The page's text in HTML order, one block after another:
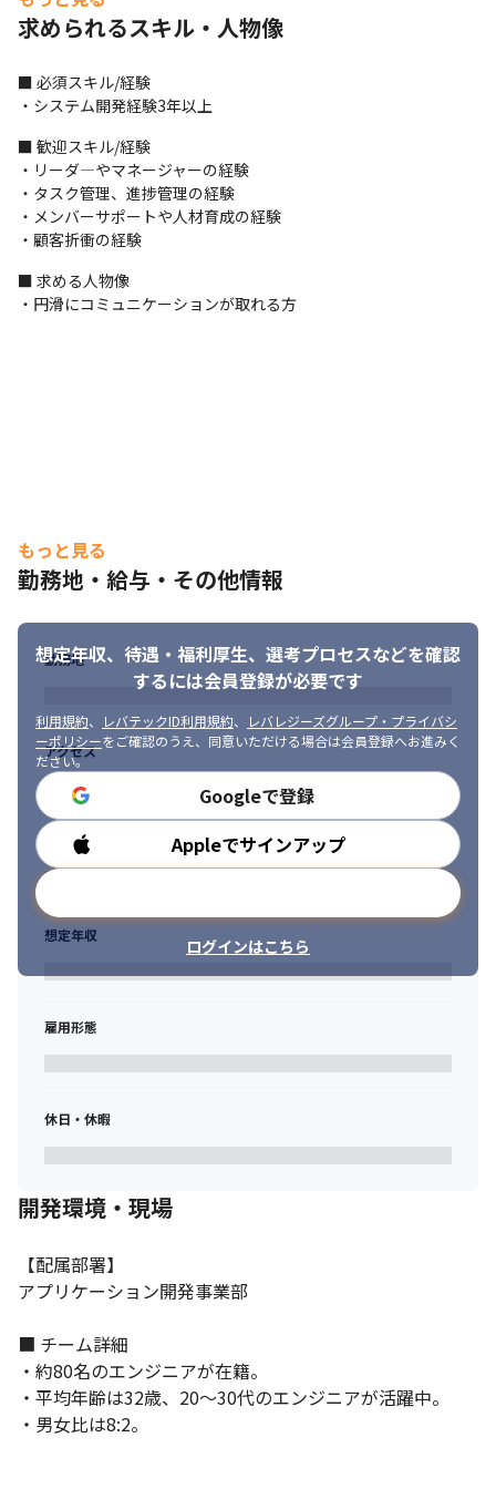
【スキルアップ】
中には「APN ALL AWS Certifications Engineers」を受賞してい
るメンバーも。
【プライベートも充実】
■年休130日以上 (年休125日＋有給5日以上)
■残業月平均10時間程度
オフも充実させながら、長く活躍できます。
【組織構成】
20～40代活躍中！
音楽やゲーム好きの方は軽音を楽しんだり、ボードゲーム会をし
たり、アウトドア派はキャンプやゴルフに行ったり。
担当を担当。
開発リーダーとして編集部との橋渡しとなり、進捗管理やスケジ
ュール管理を行い、期限内にリリースを実現。
属人からの脱却や技術力の向上を図るように努めている。
◆開発環境
・言語：PHP、HTML、CSS（SCSS)、Vue.js＋TypeScript、
jQuery
・FW：BEAR.Sunday 、Phalcon
・サーバOS：AWS（EC2、S3、ECR、ECS等）CircleCI 、
Docker
・DB：MySQL
・クラウド：AWS
・ソース管理：Github
<旅行系サービスのエンハンス開発>
大手SIer様にてバックエンドの処理をメインにバッチ作成や画面
の改修。
要件定義からリリース、リリース後の保守対応を担当。
ケジュールなどの管理を行う。
メンバースキルを把握し、適切な割り振りを行う。また、現場特
・言語：Java8、Java11、Javascript
・FW：Struts
・サーバOS：Windows 、Linux、AWS
・IDE：Ecripse、SVN
◎社内でのコミュニケーションを大事にしており、役員との意見
意見を出しやすい環境を作るため、社長や役職関係なく〇〇さん
と呼び合っています。
◎自分の意見が通りやすい！例えば、AI事業は一人の社員
の""""やってみたい""""から始まりました。
求められるスキル・人物像
■ 必須スキル/経験
・システム開発経験3年以上
■ 歓迎スキル/経験
・リーダ―やマネージャーの経験
・タスク管理、進捗管理の経験
・メンバーサポートや人材育成の経験
・顧客折衝の経験
■ 求める人物像
・円滑にコミュニケーションが取れる方
もっと見る
勤務地・給与・その他情報
想定年収、待遇・福利厚生、 選考プロセスなどを確認
するには会員登録が必要です
利用規約、 レバテックID利用規約、
レバレジーズグループ・プライバシ
ーポリシーをご確認のうえ、同意いただける場合は会員登録へお進みく
ださい。
Googleで登録
Appleでサインアップ
ログインはこちら
勤務地
アクセス
勤務時間
想定年収
雇用形態
休日・休暇
開発環境・現場
【配属部署】
アプリケーション開発事業部
■ チーム詳細
・約80名のエンジニアが在籍。
・平均年齢は32歳、20～30代のエンジニアが活躍中。
・男女比は8:2。